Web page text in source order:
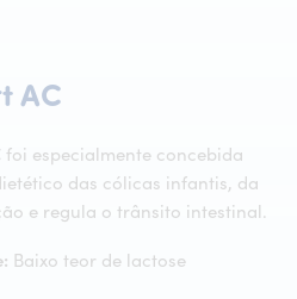
ACMiltina® Expert
especialmente concebida
das cólicas infantis, da
e regula o trânsito intestinal.
Baixo teor de lactose